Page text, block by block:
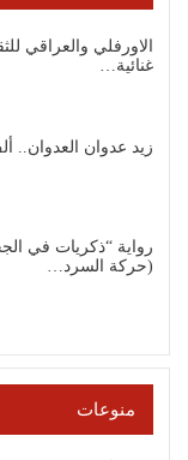
الاورفلي والعراقي
غنائية…
زيد عدوان العدوان..
رواية “ذكريات في
(حركة السرد…
منوعات